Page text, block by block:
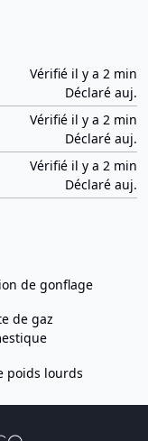
Vérifié il y a 2 min
Déclaré auj.
Vérifié il y a 2 min
Déclaré auj.
Vérifié il y a 2 min
Déclaré auj.
de gonflage
de gaz
poids lourds